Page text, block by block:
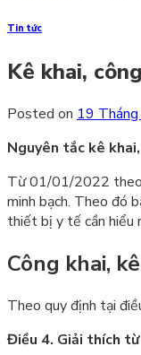
Tin tức
Kê khai,
Posted on 19
Nguyên tắc kê
Từ 01/01/2022 theo
minh bạch. Theo đó
thiết bị y tế cần hiểu
Công khai,
Theo quy định tại
Điều 4. Giải thích